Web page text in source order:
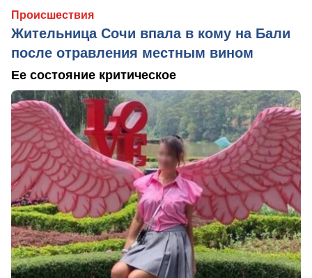
Происшествия
Жительница Сочи впала в кому на Бали
после отравления местным вином
Ее состояние критическое